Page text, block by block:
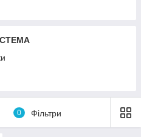
0 Фільтри